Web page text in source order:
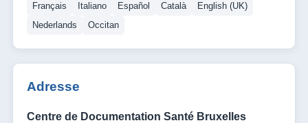
Français Italiano Español Català
English (UK)
Nederlands
Occitan
Adresse
Centre de Documentation Santé Bruxelles